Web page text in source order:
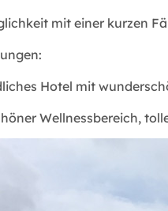
mit einer kurzen
Hotel mit
Wellnessbereich,